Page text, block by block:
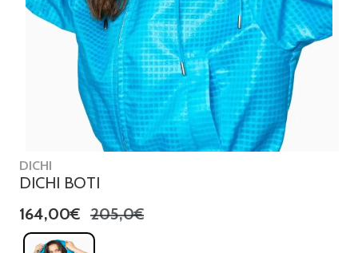
DICHI
DICHI BOTI
164,00€ 205,0€